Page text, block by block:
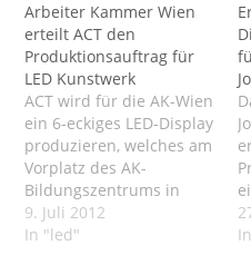
Arbeiter Kammer Wien
erteilt ACT den
Produktionsauftrag für
LED Kunstwerk
ACT wird für die AK-Wien
ein 6-eckiges LED-Display
produzieren, welches am
Vorplatz des AK-
Bildungszentrums in
1040 Wien als LED-
Kunstwerk auf einem
9. Juli 2012
In "led"